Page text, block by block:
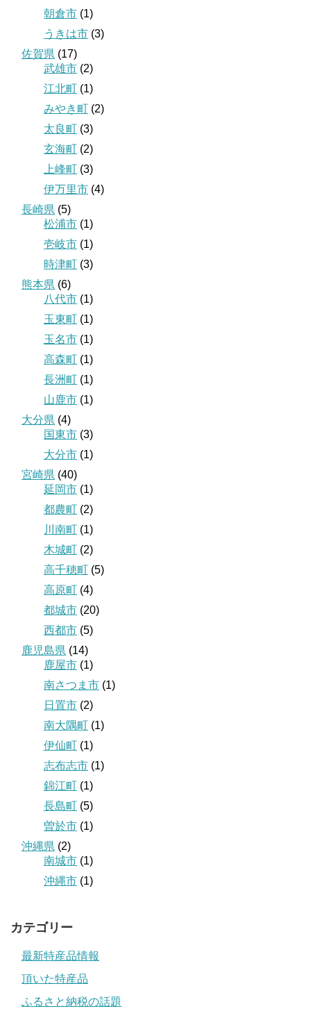
朝倉市 (1)
うきは市 (3)
佐賀県 (17)
武雄市 (2)
江北町 (1)
みやき町 (2)
太良町 (3)
玄海町 (2)
上峰町 (3)
伊万里市 (4)
長崎県 (5)
松浦市 (1)
壱岐市 (1)
時津町 (3)
熊本県 (6)
八代市 (1)
玉東町 (1)
玉名市 (1)
高森町 (1)
長洲町 (1)
山鹿市 (1)
大分県 (4)
国東市 (3)
大分市 (1)
宮崎県 (40)
延岡市 (1)
都農町 (2)
川南町 (1)
木城町 (2)
高千穂町 (5)
高原町 (4)
都城市 (20)
西都市 (5)
鹿児島県 (14)
鹿屋市 (1)
南さつま市 (1)
日置市 (2)
南大隅町 (1)
伊仙町 (1)
志布志市 (1)
錦江町 (1)
長島町 (5)
曽於市 (1)
沖縄県 (2)
南城市 (1)
沖縄市 (1)
カテゴリー
最新特産品情報
頂いた特産品
ふるさと納税の話題